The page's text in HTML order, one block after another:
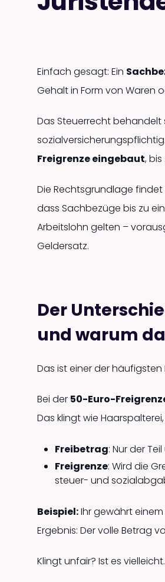
Einfach gesagt: Ein
Gehalt in Form von Waren
Das Steuerrecht behandelt
sozialversicherungspflichtig.
Freigrenze eingebaut,
Die Rechtsgrundlage findet
dass Sachbezüge bis zu
Arbeitslohn gelten –
Geldersatz.
Der
und warum
Das ist einer der häufigsten
Bei der 50-Euro-
Das klingt wie
Freibetrag: Nur der
Freigrenze: Wird die
steuer- und
Beispiel:Ihr gewährt
Ergebnis: Der volle Betrag
Klingt unfair? Ist es